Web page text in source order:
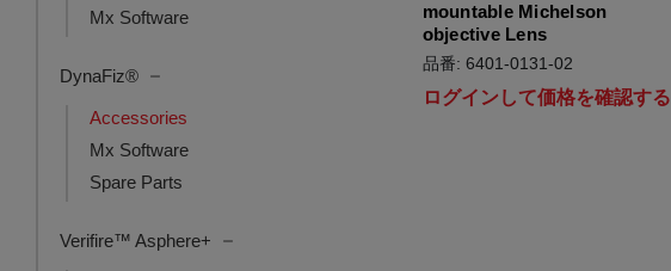
Mx Software
DynaFiz®
Accessories
Mx Software
Spare Parts
Verifire™ Asphere+
mountable Michelson
objective Lens
品番: 6401-0131-02
ログインして価格を確認する